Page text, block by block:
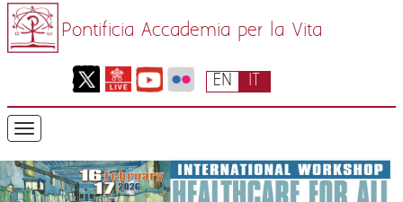
Pontificia Accademia per la Vita
IT
EN